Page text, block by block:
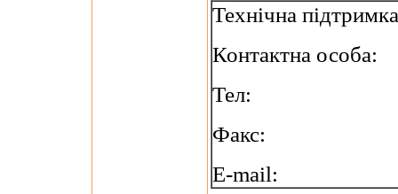
Технічна підтримка
Контактна особа:
Тел:
Факс:
E-mail: